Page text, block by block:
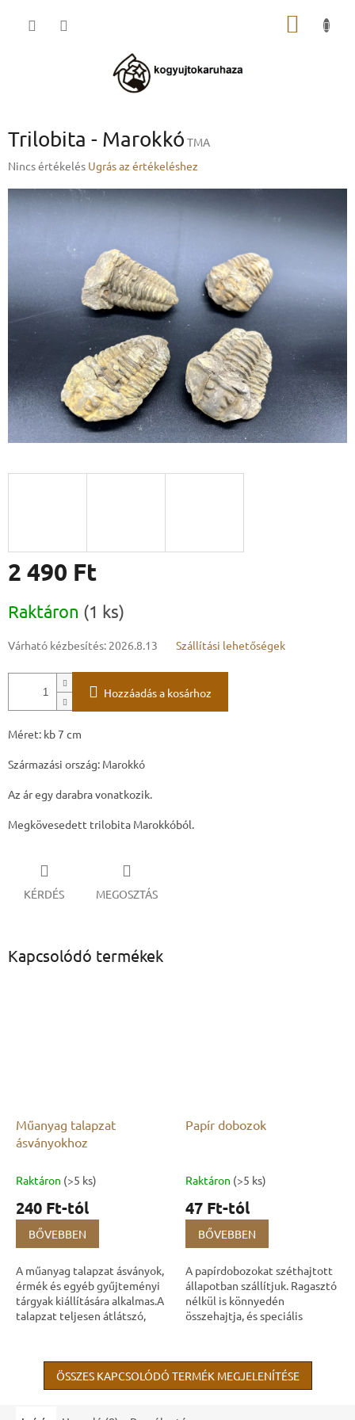
KOSÁR
Trilobita - Marokkó TMA
A
átlagos
értékelése
Nincs értékelés Ugrás az értékeléshez
2 490 Ft
Raktáron (1 ks)
Várható kézbesítés: 2026.8.13 Szállítási lehetőségek
Hozzáadás a kosárhoz
Méret: kb 7 cm
Származási ország: Marokkó
Az ár egy darabra vonatkozik.
Megkövesedett trilobita Marokkóból.
KÉRDÉS MEGOSZTÁS
Kapcsolódó termékek
Műanyag talapzat
ásványokhoz
Raktáron (>5 ks)
240 Ft-tól
BŐVEBBEN
A műanyag talapzat ásványok,
érmék és egyéb gyűjteményi
tárgyak kiállítására alkalmas.A
talapzat teljesen átlátszó,
Papír dobozok
Raktáron (>5 ks)
47 Ft-tól
BŐVEBBEN
A papírdobozokat széthajtott
állapotban szállítjuk. Ragasztó
nélkül is könnyedén
összehajtja, és speciális
maguktól...
ÖSSZES KAPCSOLÓDÓ TERMÉK MEGJELENÍTÉSE